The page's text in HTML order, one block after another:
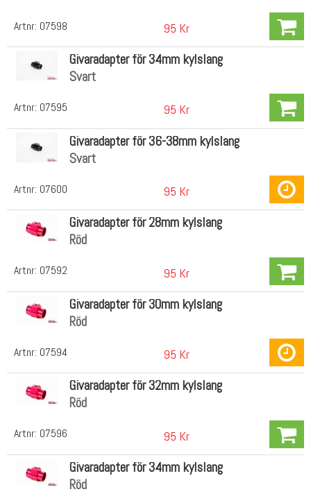
Artnr: 07598 95 Kr
Artnr: 07595
Givaradapter för 34mm kylslang
Svart
95 Kr
Artnr: 07600
Givaradapter för 36-38mm kylslang
Svart
95 Kr
Artnr: 07592
Givaradapter för 28mm kylslang
Röd
95 Kr
Artnr: 07594
Givaradapter för 30mm kylslang
Röd
95 Kr
Artnr: 07596
Givaradapter för 32mm kylslang
Röd
95 Kr
Givaradapter för 34mm kylslang
Röd